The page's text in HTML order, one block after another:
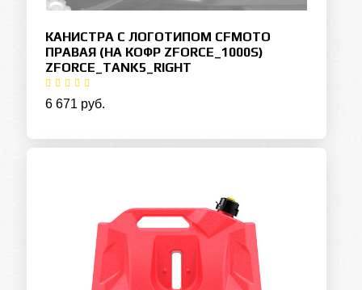
КАНИСТРА С ЛОГОТИПОМ CFMOTO
ПРАВАЯ (НА КОФР ZFORCE_1000S)
ZFORCE_TANK5_RIGHT
6 671 руб.